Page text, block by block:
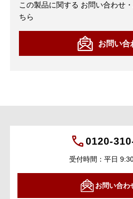
この製品に関する お問い合わせ
ちら
お問い合
0120-
受付時間：平日
お問い合わ